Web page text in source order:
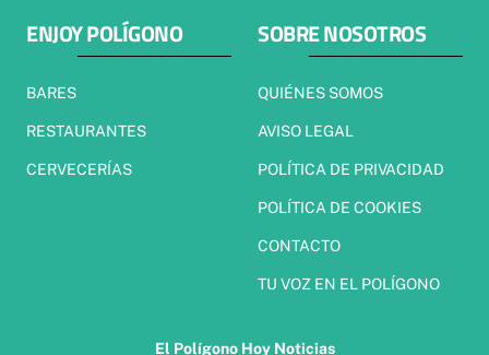
ENJOY POLÍGONO
BARES
RESTAURANTES
CERVECERÍAS
SOBRE NOSOTROS
QUIÉNES SOMOS
AVISO LEGAL
POLÍTICA DE PRIVACIDAD
POLÍTICA DE COOKIES
CONTACTO
TU VOZ EN EL POLÍGONO
El Polígono Hoy Noticias